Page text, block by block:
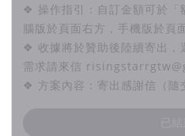
❖ 操作指引：自訂金額可於「
腦版於頁面右方，手機版於頁
❖ 收據將於贊助後陸續寄出，
需求請來信
❖ 方案內容：寄出感謝信（隨